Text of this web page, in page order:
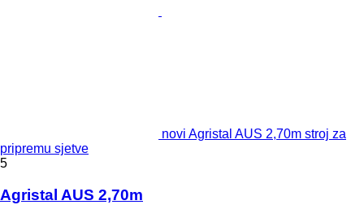
novi Agristal AUS 2,70m stroj za
pripremu sjetve
5
Agristal AUS 2,70m